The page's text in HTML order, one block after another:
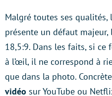
Malgré toutes ses qualités,
présente un défaut majeur,
18,5:9. Dans les faits, si
à l’œil, il ne correspond à
que dans la photo.
vidéo sur YouTube ou